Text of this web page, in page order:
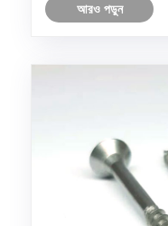
আরও পড়ুন